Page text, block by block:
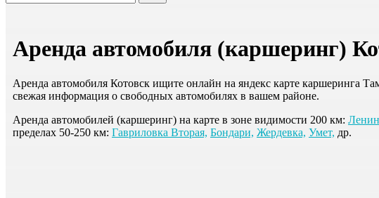
Аренда автомобиля (каршеринг)
Аренда автомобиля Котовск ищите онлайн на яндекс карте каршеринга
свежая информация о свободных автомобилях в вашем районе.
Аренда автомобилей (каршеринг) на карте в зоне видимости 200 км:
пределах 50-250 км: Гавриловка Вторая, Бондари, Жердевка, Умет, др.